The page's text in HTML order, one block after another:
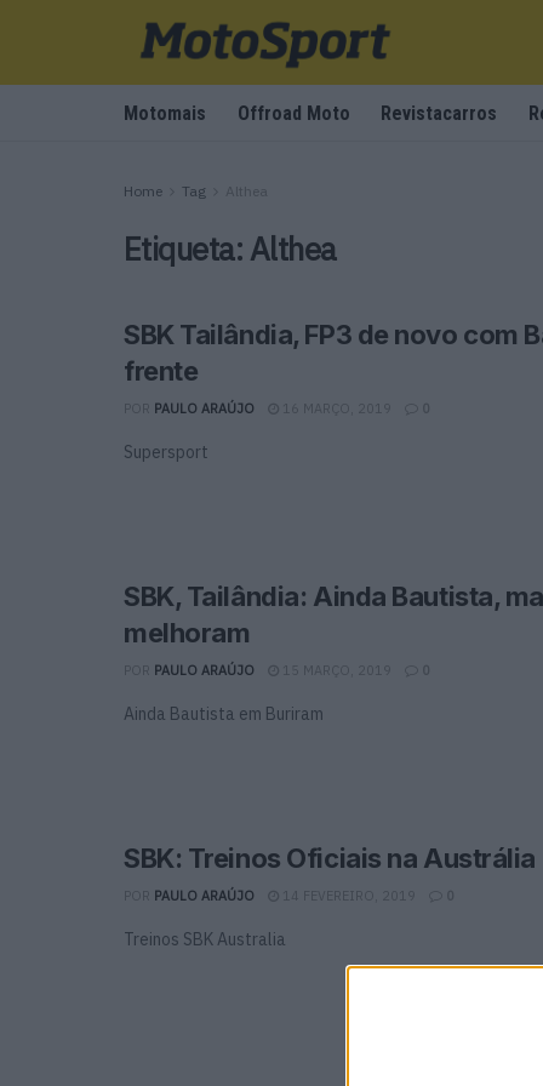
Motomais Offroad Moto Revistacarros
Home Tag Althea
Etiqueta:Althea
SBK Tailândia, FP3 de novo com
frente
PAULO ARAÚJO 16 MARÇO, 2019 0
Supersport
SBK, Tailândia: Ainda Bautista,
melhoram
PAULO ARAÚJO 15 MARÇO, 2019 0
Ainda Bautista em Buriram
SBK: Treinos Oficiais na Austrália
PAULO ARAÚJO 14 FEVEREIRO, 2019 0
Treinos SBK Australia